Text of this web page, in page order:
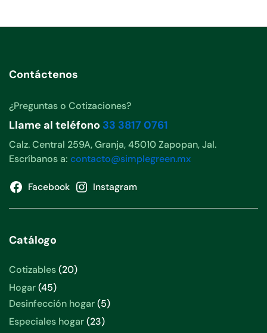
Contáctenos
¿Preguntas o Cotizaciones?
Llame al teléfono 33 3817 0761
Calz. Central 259A, Granja, 45010 Zapopan, Jal.
Escríbanos a: contacto@simplegreen.mx
Facebook Instagram
Catálogo
Cotizables 2020
Hogar 4545
productos
Desinfección hogar 55
Especiales hogar 2323